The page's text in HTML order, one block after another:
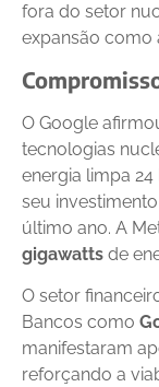
fora do setor
expansão como
O Google
tecnologias
energia limpa
seu
último ano. A
gigawatts de
O setor
Bancos como
manifestaram
reforçando a